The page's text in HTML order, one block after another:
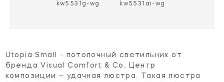
kw5531g-wg kw5531ai-wg
Utopia Small - потолочный светильник от
бренда Visual Comfort & Co. Центр
композиции – удачная люстра. Такая люстра